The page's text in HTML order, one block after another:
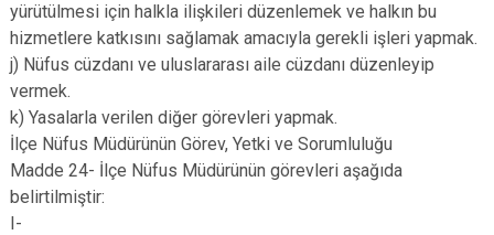
yürütülmesi için halkla ilişkileri düzenlemek ve halkın bu
hizmetlere katkısını sağlamak amacıyla gerekli işleri yapmak.
j) Nüfus cüzdanı ve uluslararası aile cüzdanı düzenleyip
vermek.
k) Yasalarla verilen diğer görevleri yapmak.
İlçe Nüfus Müdürünün Görev, Yetki ve Sorumluluğu
Madde 24- İlçe Nüfus Müdürünün görevleri aşağıda
belirtilmiştir:
I-